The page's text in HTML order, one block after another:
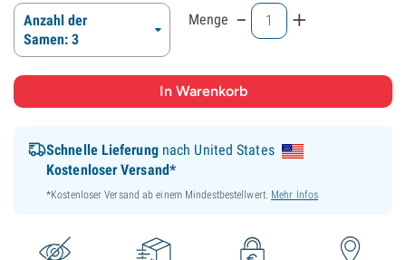
Anzahl der
Samen: 3
Menge - +
Schnelle Lieferungnach United States
Kostenloser Versand*
*Kostenloser Versand ab einem Mindestbestellwert. Mehr Infos